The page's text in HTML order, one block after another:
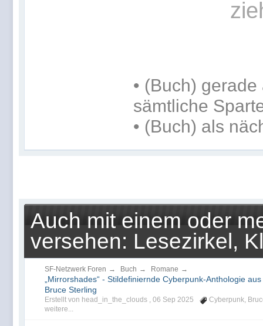
• (Buch) gerade
sämtliche
• (Buch) als
Auch mit einem oder
versehen: Lesezirkel,
SF-Netzwerk Foren → Buch → Romane →
„Mirrorshades“ - Stildefiniernde Cyberpunk-Anthologie
Bruce Sterling
Erstellt von head_in_the_clouds , 06 Sep 2025 Cyberpunk,
weitere...